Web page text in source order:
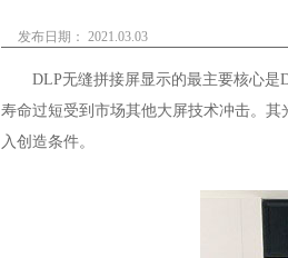
发布日期： 2021.03.03
DLP无缝拼接屏显示的最主要核心是
寿命过短受到市场其他大屏技术冲击。
入创造条件。